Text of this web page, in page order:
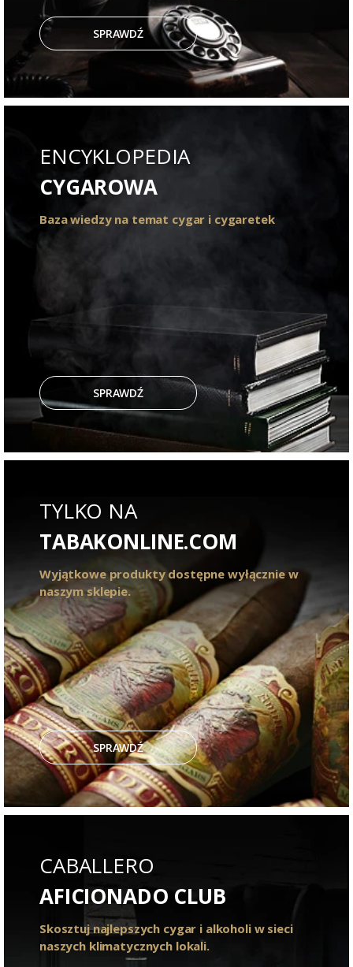
SPRAWDŹ
ENCYKLOPEDIA
CYGAROWA
Baza wiedzy na temat cygar i cygaretek
SPRAWDŹ
TYLKO NA
TABAKONLINE.COM
Wyjątkowe produkty dostępne wyłącznie w
naszym sklepie.
SPRAWDŹ
CABALLERO
AFICIONADO CLUB
Skosztuj najlepszych cygar i alkoholi w sieci
naszych klimatycznych lokali.